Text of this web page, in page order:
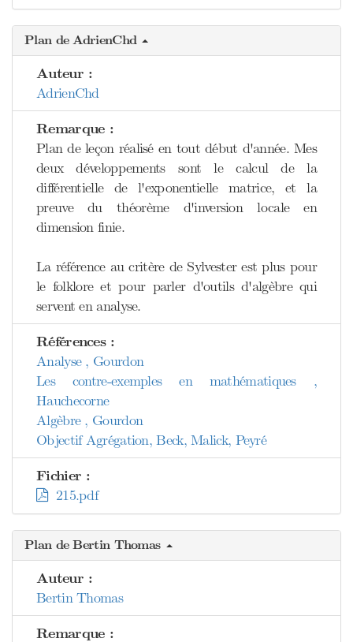
Plan de AdrienChd
Auteur :
AdrienChd
Remarque :
Plan de leçon réalisé en tout début d'année. Mes
deux développements sont le calcul de la
différentielle de l'exponentielle matrice, et la
preuve du théorème d'inversion locale en
dimension finie.
La référence au critère de Sylvester est plus pour
le folklore et pour parler d'outils d'algèbre qui
servent en analyse.
Références :
Analyse , Gourdon
Les contre-exemples en mathématiques ,
Hauchecorne
Algèbre , Gourdon
Objectif Agrégation, Beck, Malick, Peyré
Fichier :
215.pdf
Plan de Bertin Thomas
Auteur :
Bertin Thomas
Remarque :